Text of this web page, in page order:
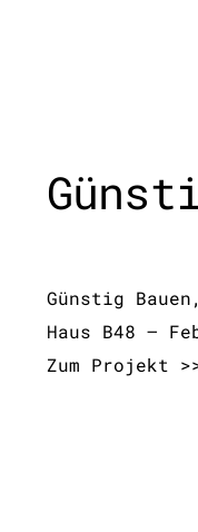
Günstig
Haus B48 –
Zum Projekt